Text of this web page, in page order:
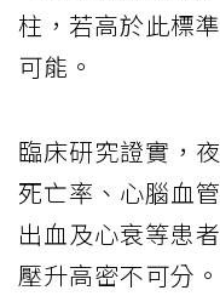
柱，若高於此標
可能。
臨床研究證實，
死亡率、心腦血
出血及心衰等患
壓升高密不可分。